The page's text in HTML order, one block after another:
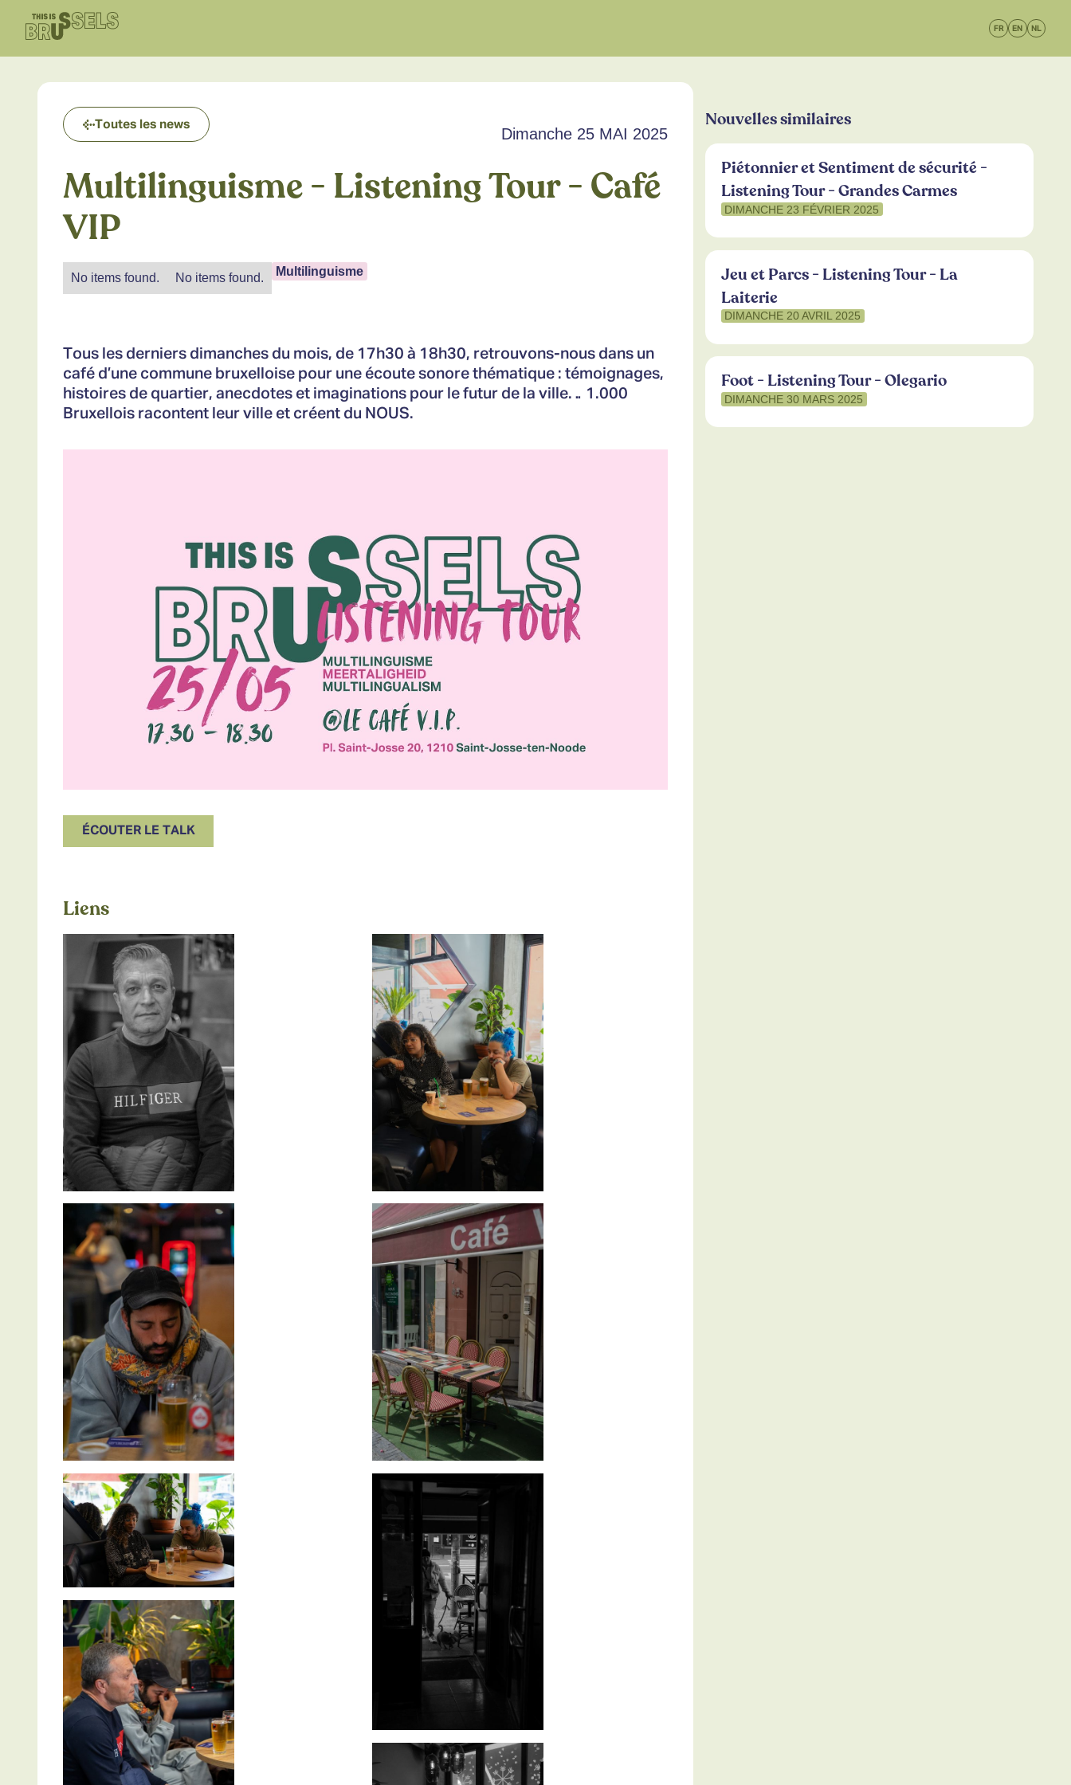
Toutes les news
Dimanche 25 MAI 2025
Multilinguisme - Listening Tour - Café
VIP
No items found. No items found. Multilinguisme
Tous les derniers dimanches du mois, de 17h30 à 18h30, retrouvons-nous dans un
café d’une commune bruxelloise pour une écoute sonore thématique : témoignages,
histoires de quartier, anecdotes et imaginations pour le futur de la ville… 1.000
Bruxellois racontent leur ville et créent du NOUS.
ÉCOUTER LE TALK
Liens
Nouvelles similaires
DIMANCHE 23 FÉVRIER 2025
Piétonnier et Sentiment de sécurité -
Listening Tour - Grandes Carmes
DIMANCHE 20 AVRIL 2025
Jeu et Parcs - Listening Tour - La
Laiterie
DIMANCHE 30 MARS 2025
Foot - Listening Tour - Olegario
FR EN NL